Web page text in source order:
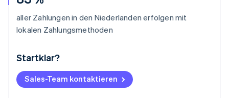
aller Zahlungen in den Niederlanden erfolgen mit
lokalen Zahlungsmethoden
Startklar?
Sales-Team kontaktieren
Australien
Belgien
NederlandsFrançaisDeutschEnglish